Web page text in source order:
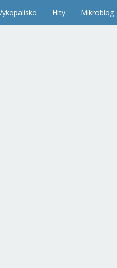
Hity Mikroblog